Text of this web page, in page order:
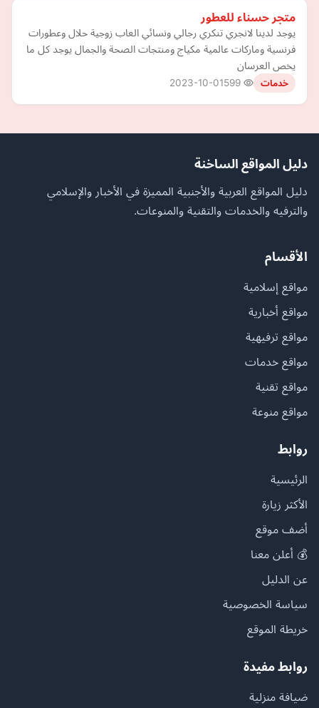
متجر حسناء للعطور
يوجد لدينا لانجري تنكري رجالي ونسائي العاب زوجية حلال وعطورات
فرنسية وماركات عالمية مكياج ومنتجات الصحة والجمال يوجد كل ما
يخص العرسان
خدمات 2023-10-01
دليل المواقع الساخنة
دليل المواقع العربية والأجنبية المميزة في الأخبار والإسلامي
والترفيه والخدمات والتقنية والمنوعات.
الأقسام
مواقع إسلامية
مواقع أخبارية
مواقع ترفيهية
مواقع خدمات
مواقع تقنية
مواقع منوعة
روابط
الرئيسية
الأكثر زيارة
أضف موقع
💰 أعلن معنا
عن الدليل
سياسة الخصوصية
خريطة الموقع
روابط مفيدة
ضيافة منزلية